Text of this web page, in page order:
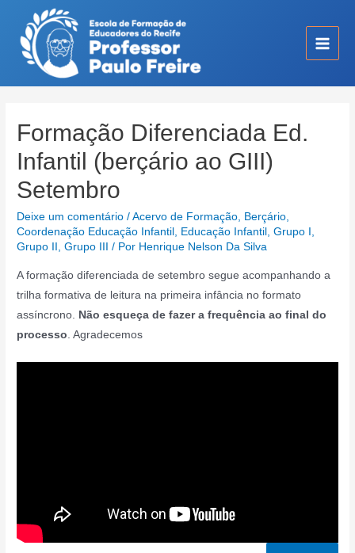
conteúdo
Main
Formação Diferenciada Ed.
Infantil (berçário ao GIII)
Setembro
Deixe um comentário /Acervo de Formação, Berçário,
Coordenação Educação Infantil , Educação Infantil ,Grupo I ,
Grupo II ,Grupo III / Por Henrique Nelson Da Silva
A formação diferenciada de setembro segue acompanhando a
trilha formativa de leitura na primeira infância no formato
assíncrono.
Não esqueça de fazer a frequência ao final do
processo . Agradecemos